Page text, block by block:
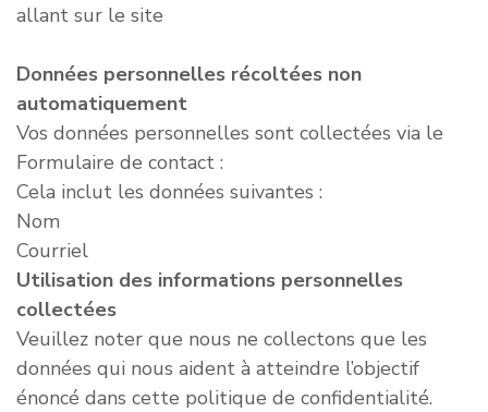
allant sur le site
Données personnelles récoltées non
automatiquement
Vos données personnelles sont collectées via le
Formulaire de contact :
Cela inclut les données suivantes :
Nom
Courriel
Utilisation des informations personnelles
collectées
Veuillez noter que nous ne collectons que les
données qui nous aident à atteindre l’objectif
énoncé dans cette politique de confidentialité.